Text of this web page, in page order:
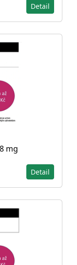
Detail
mg
Detail